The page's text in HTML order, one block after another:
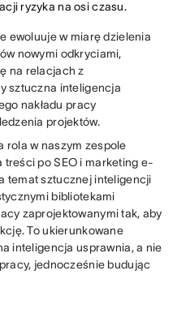
ryzyka na osi czasu.
ewoluuje w miarę dzielenia
nowymi odkryciami,
na relacjach z
sztuczna inteligencja
nakładu pracy
projektów.
rola w naszym zespole
treści po SEO i marketing e-
temat sztucznej inteligencji
bibliotekami
zaprojektowanymi tak, aby
To ukierunkowane
inteligencja usprawnia, a nie
jednocześnie budując